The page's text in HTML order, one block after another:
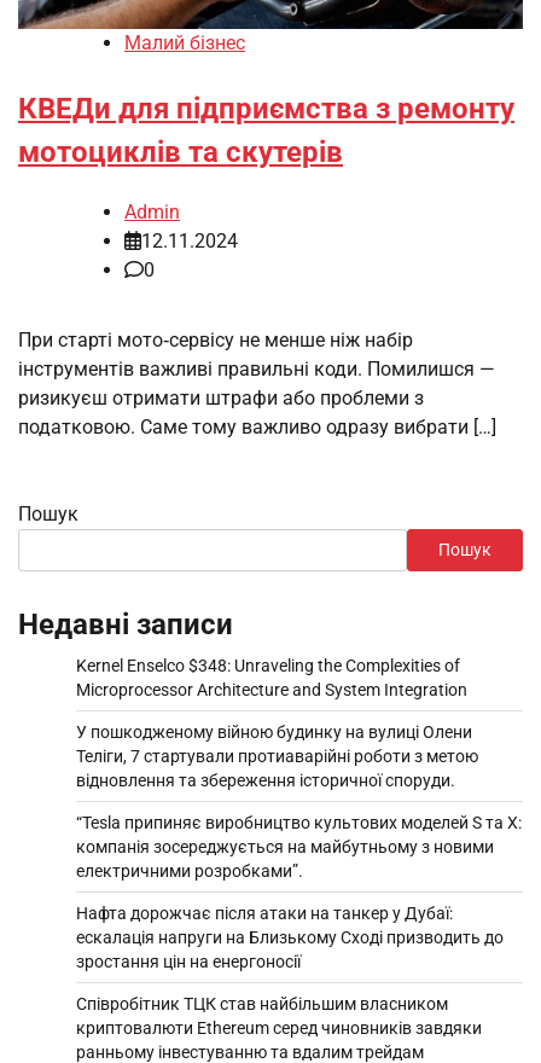
Малий бізнес
КВЕДи для підприємства з ремонту
мотоциклів та скутерів
Admin
12.11.2024
0
При старті мото‑сервісу не менше ніж набір
інструментів важливі правильні коди. Помилишся —
ризикуєш отримати штрафи або проблеми з
податковою. Саме тому важливо одразу вибрати […]
Пошук
Пошук
Недавні записи
Kernel Enselco $348: Unraveling the Complexities of
Microprocessor Architecture and System Integration
У пошкодженому війною будинку на вулиці Олени
Теліги, 7 стартували протиаварійні роботи з метою
відновлення та збереження історичної споруди.
“Tesla припиняє виробництво культових моделей S та X:
компанія зосереджується на майбутньому з новими
електричними розробками”.
Нафта дорожчає після атаки на танкер у Дубаї:
ескалація напруги на Близькому Сході призводить до
зростання цін на енергоносії
Співробітник ТЦК став найбільшим власником
криптовалюти Ethereum серед чиновників завдяки
ранньому інвестуванню та вдалим трейдам